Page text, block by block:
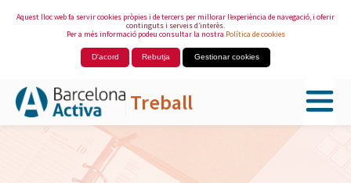
Aquest lloc web fa servir cookies pròpies i de tercers per millorar l’experiència de navegació, i oferir
continguts i serveis d’interès.
Per a més informació podeu consultar la nostra Política de cookies
D'acord Rebutja Gestionar cookies
Treball
Salta al contingut principal